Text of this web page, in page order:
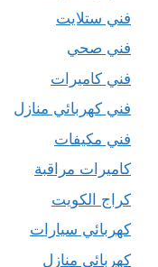
فني ستلايت
فني صحي
فني كاميرات
فني كهربائي منازل
فني مكيفات
كاميرات مراقبة
كراج الكويت
كهربائي سيارات
كهربائي منازل